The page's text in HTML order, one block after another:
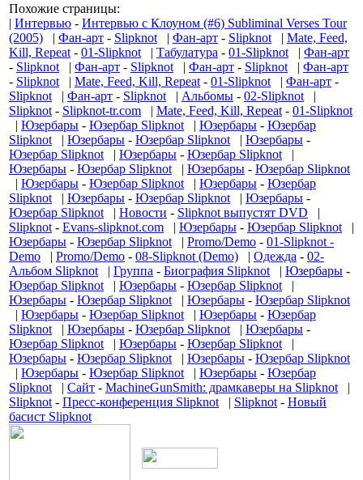
Похожие страницы:
| Интервью - Интервью с Клоуном (#6) Subliminal Verses Tour
(2005) | Фан-арт - Slipknot | Фан-арт - Slipknot | Mate, Feed,
Kill, Repeat - 01-Slipknot | Табулатура - 01-Slipknot | Фан-арт
- Slipknot | Фан-арт - Slipknot | Фан-арт - Slipknot | Фан-арт
- Slipknot | Mate, Feed, Kill, Repeat - 01-Slipknot | Фан-арт -
Slipknot | Фан-арт - Slipknot | Альбомы - 02-Slipknot |
Slipknot - Slipknot-tr.com | Mate, Feed, Kill, Repeat - 01-Slipknot
| Юзербары - Юзербар Slipknot | Юзербары - Юзербар
Slipknot | Юзербары - Юзербар Slipknot | Юзербары -
Юзербар Slipknot | Юзербары - Юзербар Slipknot |
Юзербары - Юзербар Slipknot | Юзербары - Юзербар Slipknot
| Юзербары - Юзербар Slipknot | Юзербары - Юзербар
Slipknot | Юзербары - Юзербар Slipknot | Юзербары -
Юзербар Slipknot | Новости - Slipknot выпустят DVD |
Slipknot - Evans-slipknot.com | Юзербары - Юзербар Slipknot |
Юзербары - Юзербар Slipknot | Promo/Demo - 01-Slipknot -
Demo | Promo/Demo - 08-Slipknot (Demo) | Одежда - 02-
Альбом Slipknot | Группа - Биография Slipknot | Юзербары -
Юзербар Slipknot | Юзербары - Юзербар Slipknot |
Юзербары - Юзербар Slipknot | Юзербары - Юзербар Slipknot
| Юзербары - Юзербар Slipknot | Юзербары - Юзербар
Slipknot | Юзербары - Юзербар Slipknot | Юзербары -
Юзербар Slipknot | Юзербары - Юзербар Slipknot |
Юзербары - Юзербар Slipknot | Юзербары - Юзербар Slipknot
| Юзербары - Юзербар Slipknot | Юзербары - Юзербар
Slipknot | Сайт - MachineGunSmith: драмкаверы на Slipknot |
Slipknot - Пресс-конференция Slipknot | Slipknot - Новый
басист Slipknot